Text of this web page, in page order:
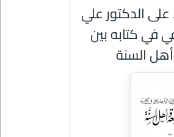
الدكتور علي
في كتابه بين
السنة